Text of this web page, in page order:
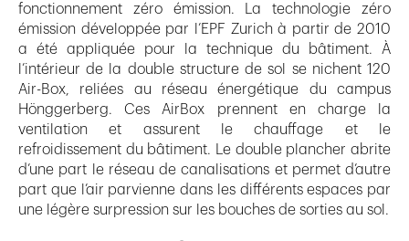
fonctionnement zéro émission. La technologie zéro
émission développée par l’EPF Zurich à partir de 2010
a été appliquée pour la technique du bâtiment. À
l’intérieur de la double structure de sol se nichent 120
Air-Box, reliées au réseau énergétique du campus
Hönggerberg. Ces AirBox prennent en charge la
ventilation et assurent le chauffage et le
refroidissement du bâtiment. Le double plancher abrite
d’une part le réseau de canalisations et permet d’autre
part que l’air parvienne dans les différents espaces par
une légère surpression sur les bouches de sorties au sol.